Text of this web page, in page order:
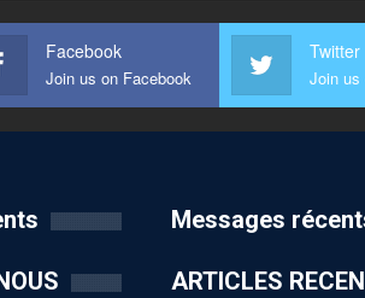
Facebook
Join us on Facebook
Twitter
Join us
Messages
ARTICLES